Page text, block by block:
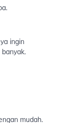
ingin
mudah.